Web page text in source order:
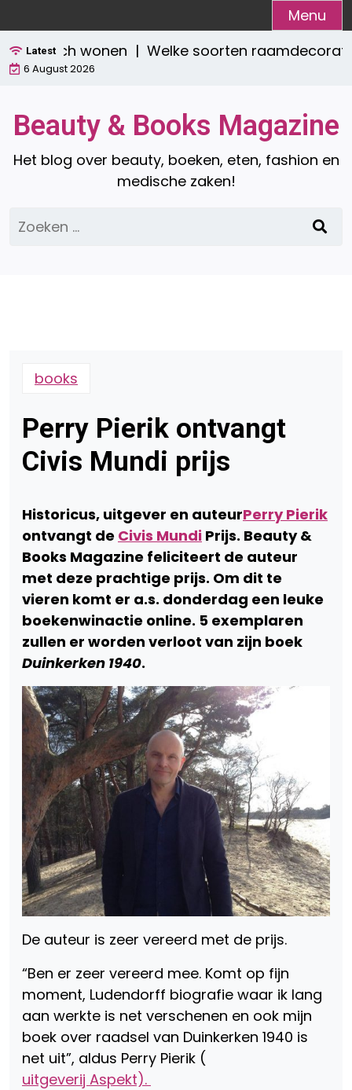
naar
de
inhoud
Menu
Latest wonen |Welke soorten raamdecoratie
6 August 2026
Beauty & Books Magazine
Het blog over beauty, boeken, eten, fashion en
medische zaken!
Zoeken
naar:
books
Perry Pierik ontvangt
Civis Mundi prijs
Historicus, uitgever en auteurPerry Pierik
ontvangt de Civis Mundi Prijs. Beauty &
Books Magazine feliciteert de auteur
met deze prachtige prijs. Om dit te
vieren komt er a.s. donderdag een leuke
boekenwinactie online. 5 exemplaren
zullen er worden verloot van zijn boek
Duinkerken 1940.
De auteur is zeer vereerd met de prijs.
“Ben er zeer vereerd mee. Komt op fijn
moment, Ludendorff biografie waar ik lang
aan werkte is net verschenen en ook mijn
boek over raadsel van Duinkerken 1940 is
net uit”, aldus Perry Pierik (
uitgeverij Aspekt).